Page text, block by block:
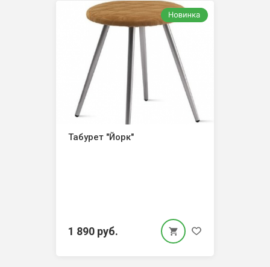
Табурет "Йорк"
1 890 руб.